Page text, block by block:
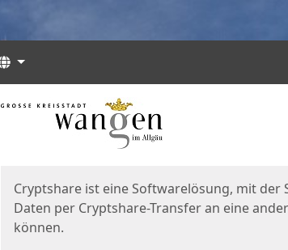
Sprachen
Start
Cryptshare ist eine Softwarelösung, mit der
Daten per Cryptshare-Transfer an eine
können.